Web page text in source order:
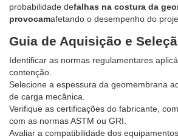
probabilidade defalhas na costura da
provocamafetando o desempenho do
Guia de Aquisição e
Identificar as normas regulamentares
contenção.
Selecione a espessura da geomembrana
de carga mecânica.
Verifique as certificações do fabricante,
com as normas ASTM ou GRI.
Avaliar a compatibilidade dos